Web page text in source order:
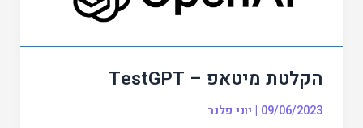
הקלטת מיטאפ – TestGPT
09/06/2023
| יוני פלנר